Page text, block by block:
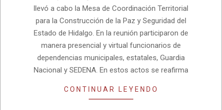
llevó a cabo la Mesa de Coordinación Territorial
para la Construcción de la Paz y Seguridad del
Estado de Hidalgo. En la reunión participaron de
manera presencial y virtual funcionarios de
dependencias municipales, estatales, Guardia
Nacional y SEDENA. En estos actos se reafirma
CONTINUAR LEYENDO